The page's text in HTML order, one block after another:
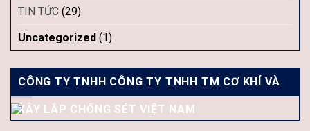
TIN TỨC (29)
Uncategorized (1)
CÔNG TY TNHH CÔNG TY TNHH TM CƠ KHÍ VÀ
XÂY LẮP CHỐNG SÉT VIỆT NAM